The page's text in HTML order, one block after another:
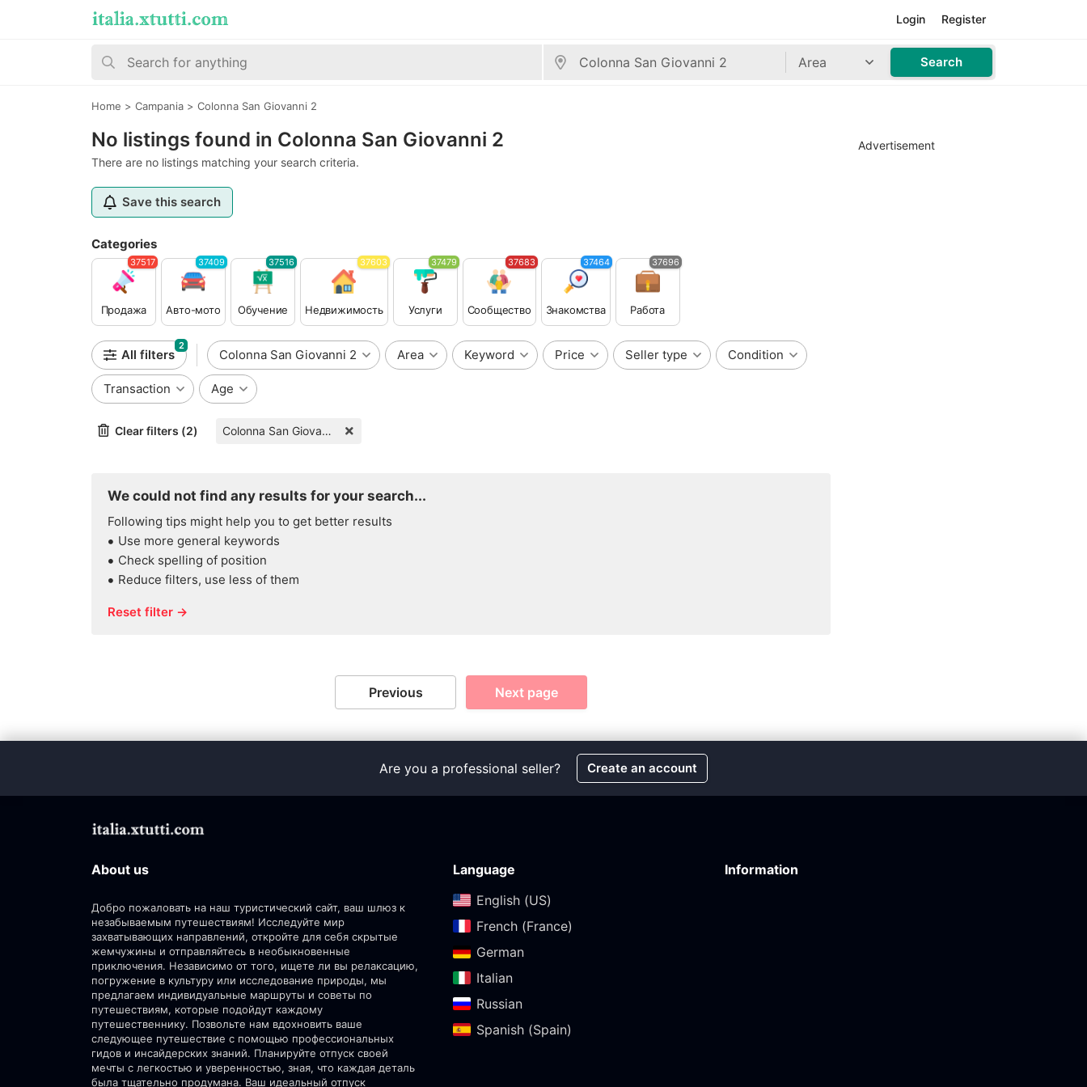
Register
Login
Area Search
Home > Campania > Colonna San Giovanni 2
No listings found in Colonna San Giovanni 2
There are no listings matching your search criteria.
Save this search
Categories
Продажа
37517
Авто-мото
37409
Обучение
37516
Недвижимость
37603
Услуги
37479
Сообщество
37683
Знакомства
37464
Работа
37696
All filters
2
Colonna San Giovanni 2 Area Keyword Price Seller type Condition
Transaction Age
Clear filters (2) Colonna San Giovanni 2
We could not find any results for your search...
Following tips might help you to get better results
Use more general keywords
Check spelling of position
Reduce filters, use less of them
Reset filter →
Previous Next page
Advertisement
Are you a professional seller? Create an account
About us
Добро пожаловать на наш туристический сайт, ваш шлюз к
незабываемым путешествиям! Исследуйте мир
захватывающих направлений, откройте для себя скрытые
жемчужины и отправляйтесь в необыкновенные
приключения. Независимо от того, ищете ли вы релаксацию,
погружение в культуру или исследование природы, мы
предлагаем индивидуальные маршруты и советы по
путешествиям, которые подойдут каждому
путешественнику. Позвольте нам вдохновить ваше
следующее путешествие с помощью профессиональных
гидов и инсайдерских знаний. Планируйте отпуск своей
мечты с легкостью и уверенностью, зная, что каждая деталь
была тщательно продумана. Ваш идеальный отпуск
Language
English (US)‎
French (France)‎
German‎
Italian‎
Russian‎
Spanish (Spain)‎
Information